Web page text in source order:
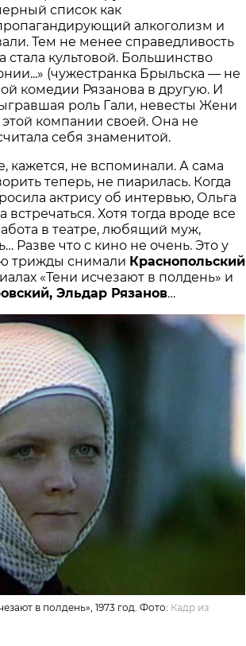
список как
алкоголизм и
Тем не менее справедливость
стала культовой. Большинство
(чужестранка Брыльска — не
комедии Рязанова в другую. И
роль Гали, невесты Жени
этой компании своей. Она не
себя знаменитой.
кажется, не вспоминали. А сама
теперь, не пиарилась. Когда
актрису об интервью, Ольга
Хотя тогда вроде все
в театре, любящий муж,
Разве что с кино не очень. Это у
трижды снимали Краснопольский
«Тени исчезают в полдень» и
Эльдар Рязанов…
в полдень», 1973 год. Фото: Кадр из